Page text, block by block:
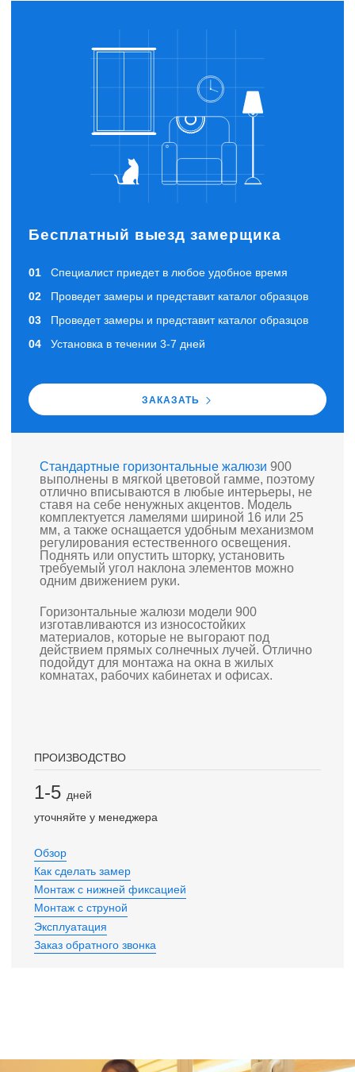
Стандартные горизонтальные жалюзи 900
выполнены в мягкой цветовой гамме, поэтому
отлично вписываются в любые интерьеры, не
ставя на себе ненужных акцентов. Модель
комплектуется ламелями шириной 16 или 25
мм, а также оснащается удобным механизмом
регулирования естественного освещения.
Поднять или опустить шторку, установить
требуемый угол наклона элементов можно
одним движением руки.
Горизонтальные жалюзи модели 900
изготавливаются из износостойких
материалов, которые не выгорают под
действием прямых солнечных лучей. Отлично
подойдут для монтажа на окна в жилых
комнатах, рабочих кабинетах и офисах.
ПРОИЗВОДСТВО
1-5 дней
уточняйте у менеджера
Обзор
Как сделать замер
Монтаж с нижней фиксацией
Монтаж с струной
Эксплуатация
Заказ обратного звонка
Бесплатный выезд замерщика
Специалист приедет в любое удобное время
Проведет замеры и представит каталог образцов
Проведет замеры и представит каталог образцов
Установка в течении 3-7 дней
ЗАКАЗАТЬ